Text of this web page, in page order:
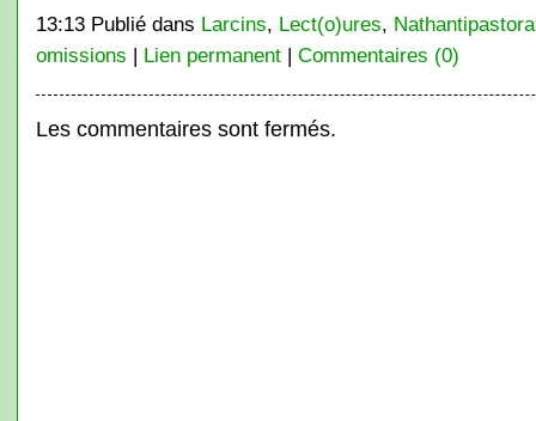
13:13 Publié dans Larcins, Lect(o)ures,
omissions | Lien permanent| Commentaires (0)
Les commentaires sont fermés.